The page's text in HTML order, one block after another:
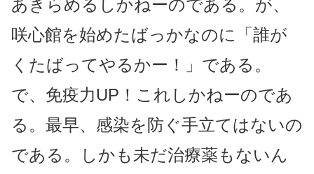
あきらめるしかねーのである。が、
咲心館を始めたばっかなのに「誰が
くたばってやるかー！」である。
で、免疫力UP！これしかねーのであ
る。最早、感染を防ぐ手立てはないの
である。しかも未だ治療薬もないん